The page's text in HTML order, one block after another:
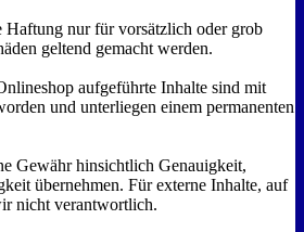
Haftung nur für vorsätzlich oder grob
geltend gemacht werden.
aufgeführte Inhalte sind mit
und unterliegen einem permanenten
Gewähr hinsichtlich Genauigkeit,
übernehmen. Für externe Inhalte, auf
nicht verantwortlich.